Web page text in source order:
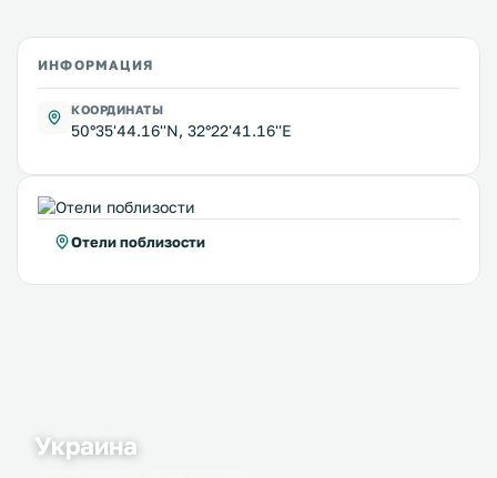
ИНФОРМАЦИЯ
КООРДИНАТЫ
50°35'44.16''N, 32°22'41.16''E
Отели поблизости
Украина